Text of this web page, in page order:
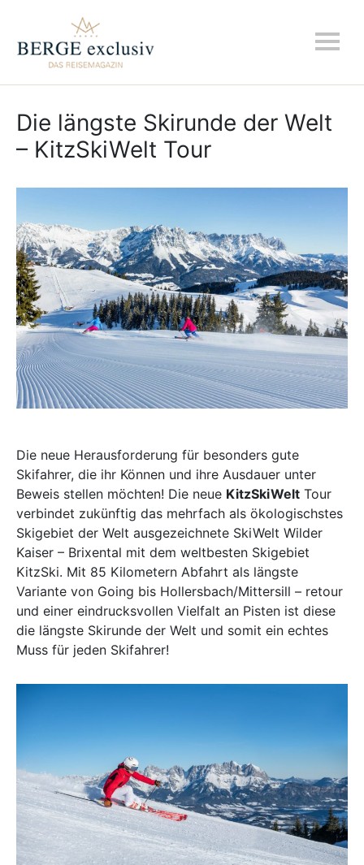
Die längste Skirunde der Welt
– KitzSkiWelt Tour
Die neue Herausforderung für besonders gute
Skifahrer, die ihr Können und ihre Ausdauer unter
Beweis stellen möchten! Die neue KitzSkiWelt Tour
verbindet zukünftig das mehrfach als ökologischstes
Skigebiet der Welt ausgezeichnete SkiWelt Wilder
Kaiser – Brixental mit dem weltbesten Skigebiet
KitzSki. Mit 85 Kilometern Abfahrt als längste
Variante von Going bis Hollersbach/Mittersill – retour
und einer eindrucksvollen Vielfalt an Pisten ist diese
die längste Skirunde der Welt und somit ein echtes
Muss für jeden Skifahrer!